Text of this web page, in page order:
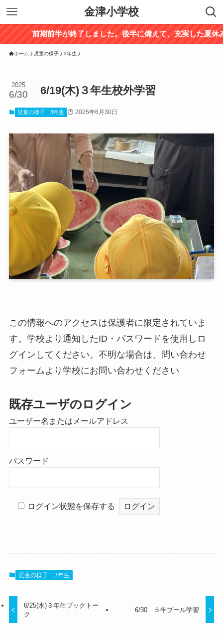
金津小学校
前期前半が終了しました。後半に備えて、充実した夏休みを
ホーム 児童の様子 3年生
6/19(木)３年生校外学習
2025
6/30
児童の様子 3年生 2025年6月30日
この情報へのアクセスは保護者に限定されていま
す。学校より通知したID・パスワードを使用しロ
グインしてください。不明な場合は、問い合わせ
フォームより学校にお問い合わせください
既存ユーザのログイン
ユーザー名またはメールアドレス
パスワード
ログイン状態を保存する
児童の様子 3年生
6/25(水)３年生ブックトー
ク
6/30 ５年プール学習